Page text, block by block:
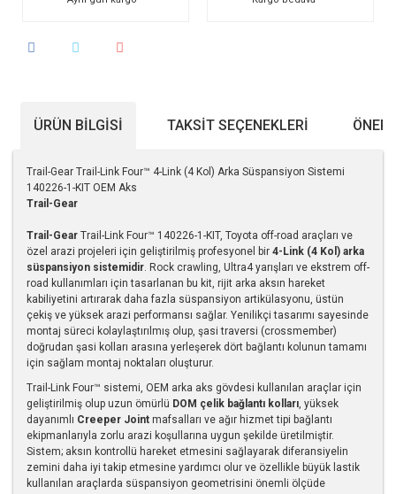
ÜRÜN BILGISI TAKSIT SEÇENEKLERI
Trail-Gear Trail-Link Four™ 4-Link (4 Kol) Arka Süspansiyon Sistemi
140226-1-KIT OEM Aks
Trail-Gear
Trail-Gear Trail-Link Four™ 140226-1-KIT, Toyota off-road araçları ve
özel arazi projeleri için geliştirilmiş profesyonel bir 4-Link (4 Kol) arka
süspansiyon sistemidir . Rock crawling, Ultra4 yarışları ve ekstrem off-
road kullanımları için tasarlanan bu kit, rijit arka aksın hareket
kabiliyetini artırarak daha fazla süspansiyon artikülasyonu, üstün
çekiş ve yüksek arazi performansı sağlar. Yenilikçi tasarımı sayesinde
montaj süreci kolaylaştırılmış olup, şasi traversi (crossmember)
doğrudan şasi kolları arasına yerleşerek dört bağlantı kolunun tamamı
için sağlam montaj noktaları oluşturur.
Trail-Link Four™ sistemi, OEM arka aks gövdesi kullanılan araçlar için
geliştirilmiş olup uzun ömürlü DOM çelik bağlantı kolları , yüksek
dayanımlı Creeper Joint mafsalları ve ağır hizmet tipi bağlantı
ekipmanlarıyla zorlu arazi koşullarına uygun şekilde üretilmiştir.
Sistem; aksın kontrollü hareket etmesini sağlayarak diferansiyelin
zemini daha iyi takip etmesine yardımcı olur ve özellikle büyük lastik
kullanılan araçlarda süspansiyon geometrisini önemli ölçüde